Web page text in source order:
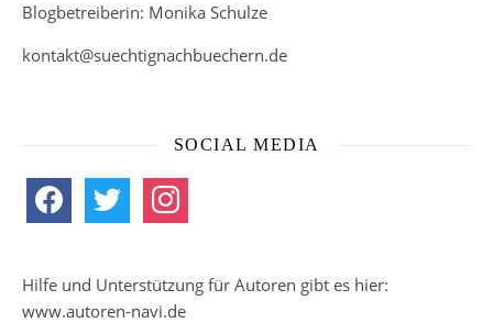
Blogbetreiberin: Monika Schulze
kontakt@suechtignachbuechern.de
SOCIAL MEDIA
facebook twitter instagram
Hilfe und Unterstützung für Autoren gibt es hier:
www.autoren-navi.de